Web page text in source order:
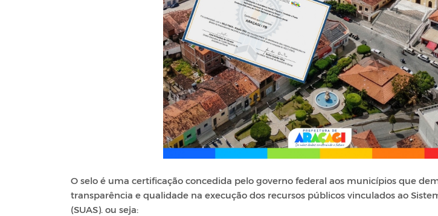
O selo é uma certificação concedida pelo governo federal aos municípios que
transparência e qualidade na execução dos recursos públicos vinculados ao
(SUAS). ou seja: